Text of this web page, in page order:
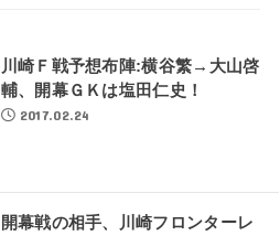
川崎Ｆ戦予想布陣:横谷繁→大山啓
輔、開幕ＧＫは塩田仁史！
2017.02.24
開幕戦の相手、川崎フロンターレ